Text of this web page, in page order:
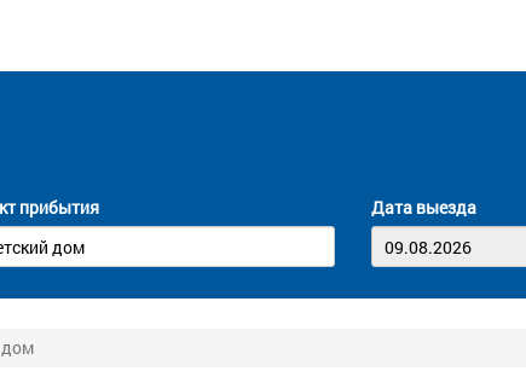
прибытия Дата выезда
дом